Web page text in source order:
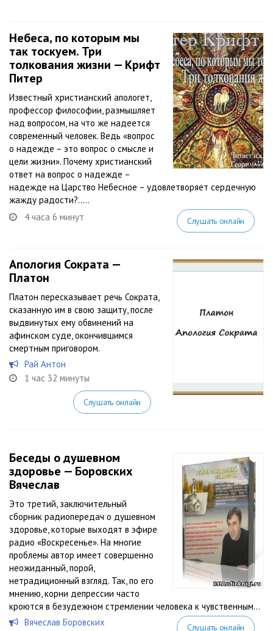
Небеса, по которым мы
так тоскуем. Три
толкования жизни — Крифт
Питер
Известный христианский апологет,
профессор философии, размышляет
над вопросом, на что же надеется
современный человек. Ведь «вопрос
о надежде – это вопрос о смысле и
цели жизни». Почему христианский
ответ на вопрос о надежде –
надежде на Царство Небесное – удовлетворяет сердечную
жажду радости?.....
4 часа 6 минут
Слушать онлайн
Апология Сократа —
Платон
Платон пересказывает речь Сократа,
сказанную им в свою защиту, после
выдвинутых ему обвинений на
афинском суде, окончившимся
смертным приговором.
Рай Антон
1 час 32 минуты
Слушать онлайн
Беседы о душевном
здоровье — Боровских
Вячеслав
Это третий, заключительный
сборник радиопередач о душевном
здоровье, которые выходят в эфире
радио «Воскресенье». На многие
проблемы автор имеет совершенно
неожиданный, порой,
нетрадиционный взгляд. Так, по его
мнению, корни депрессии часто
кроются в безудежном стремлении человека к чувственным...
Вячеслав Боровских
Слушать онлайн